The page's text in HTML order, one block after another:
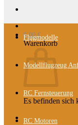
0,00€
Warenkorb
Es befinden sich
Flugmodelle
Modellflugzeug
RC Fernsteuerung
RC Motoren